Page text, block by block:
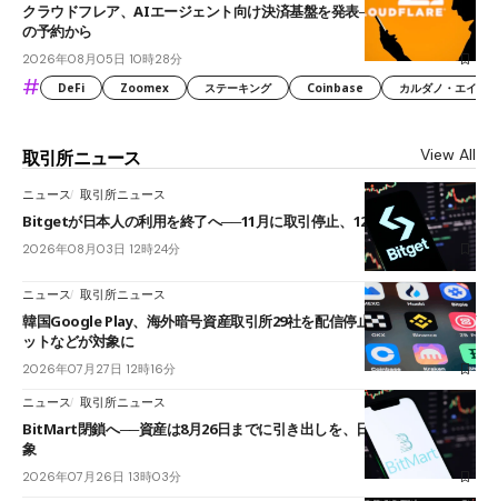
クラウドフレア、AIエージェント向け決済基盤を発表──まずハンドル名
の予約から
2026年08月05日 10時28分
# DeFi Zoomex ステーキング Coinbase カルダノ・エイ
取引所ニュース View All
ニュース 取引所ニュース
Bitgetが日本人の利用を終了へ──11月に取引停止、12月末に強制決済
2026年08月03日 12時24分
ニュース 取引所ニュース
韓国Google Play、海外暗号資産取引所29社を配信停止──OKXやバイビ
ットなどが対象に
2026年07月27日 12時16分
ニュース 取引所ニュース
BitMart閉鎖へ──資産は8月26日までに引き出しを、日本人利用者も対
象
2026年07月26日 13時03分